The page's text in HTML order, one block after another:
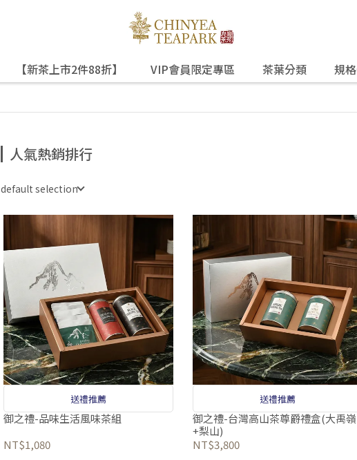
【新茶上市2件88折】 VIP會員限定專區 茶葉分類 規
人氣熱銷排行
default selection
送禮推薦
御之禮-品味生活風味茶組
NT$1,080
送禮推薦
御之禮-台灣高山茶尊爵禮盒(大禹嶺
+梨山)
NT$3,800